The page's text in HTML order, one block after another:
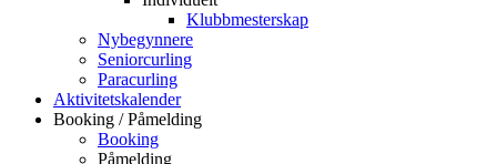
Klubbmesterskap
Nybegynnere
Seniorcurling
Paracurling
Aktivitetskalender
Booking / Påmelding
Booking
Påmelding